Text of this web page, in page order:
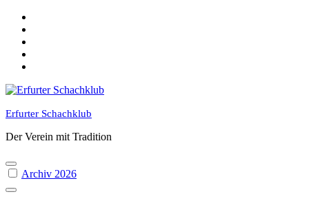
Skip
content
Erfurter Schachklub
Der Verein mit Tradition
Archiv 2026